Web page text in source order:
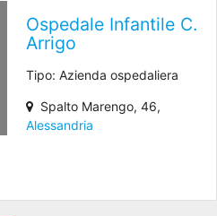
Ospedale Infantile C.
Arrigo
Tipo: Azienda ospedaliera
Spalto Marengo, 46,
Alessandria